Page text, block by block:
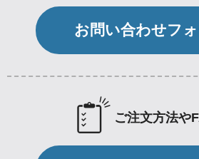
お問い合わせフ
ご注文方法や